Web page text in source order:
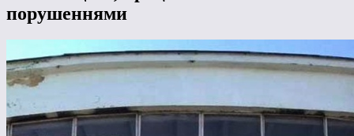
порушеннями